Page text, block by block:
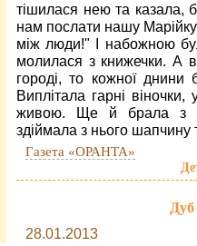
тішилася нею та казала,
нам послати нашу
між люди!" І набожною
молилася з книжечки. А
городі, то кожної днини
Виплітала гарні
живою. Ще й брала з
здіймала з нього
Газета «ОРАНТА»
Дуб
28.01.2013